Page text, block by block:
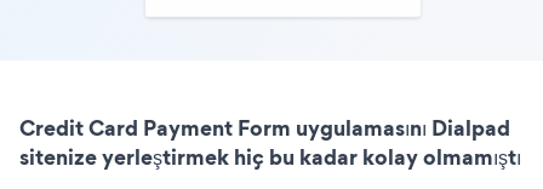
Credit Card Payment Form uygulamasını Dialpad
sitenize yerleştirmek hiç bu kadar kolay olmamıştı